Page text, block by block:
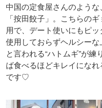
中国の定食屋さんのよう
「按田餃子」。こちらの
用で、デート使いにもピ
使用しておらずヘルシー
と言われる“ハトムギ”が
ば食べるほどキレイにな
です♡